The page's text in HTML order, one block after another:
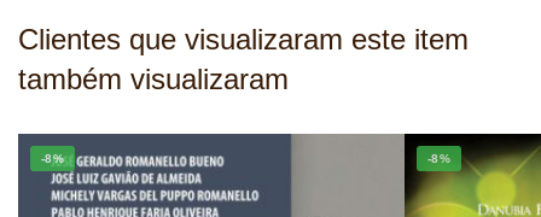
Clientes que visualizaram este item
também visualizaram
-8% -8%